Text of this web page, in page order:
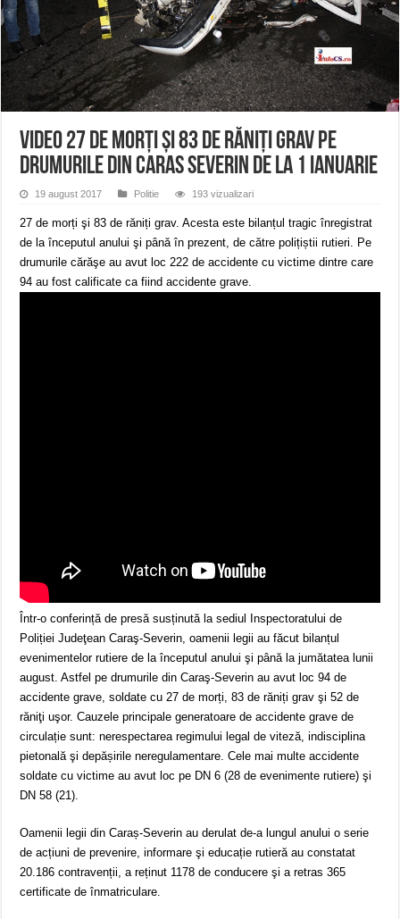
ANUNŢ OPRIRE APĂ în CARANSEBEȘ avarie
ANUNȚ OPRIRE APĂ în Reșița, cartier Țerova – avarie – 04.08.2026
VIDEO 27 de morți şi 83 de răniți grav pe
drumurile din Caras Severin de la 1 ianuarie
19 august 2017 Politie 193 vizualizari
27 de morți şi 83 de răniți grav. Acesta este bilanțul tragic înregistrat
de la începutul anului şi până în prezent, de către polițiștii rutieri. Pe
drumurile cărăşe au avut loc 222 de accidente cu victime dintre care
94 au fost calificate ca fiind accidente grave.
Într-o conferință de presă susținută la sediul Inspectoratului de
Poliției Judeţean Caraş-Severin, oamenii legii au făcut bilanțul
evenimentelor rutiere de la începutul anului şi până la jumătatea lunii
august. Astfel pe drumurile din Caraş-Severin au avut loc 94 de
accidente grave, soldate cu 27 de morți, 83 de răniți grav şi 52 de
răniţi uşor. Cauzele principale generatoare de accidente grave de
circulație sunt: nerespectarea regimului legal de viteză, indisciplina
pietonală şi depășirile neregulamentare. Cele mai multe accidente
soldate cu victime au avut loc pe DN 6 (28 de evenimente rutiere) şi
DN 58 (21).
Oamenii legii din Caraș-Severin au derulat de-a lungul anului o serie
de acțiuni de prevenire, informare şi educație rutieră au constatat
20.186 contravenții, a reținut 1178 de conducere şi a retras 365
certificate de înmatriculare.